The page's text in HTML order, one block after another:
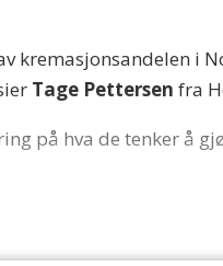
i
Tage Pettersen fra
på hva de tenker å